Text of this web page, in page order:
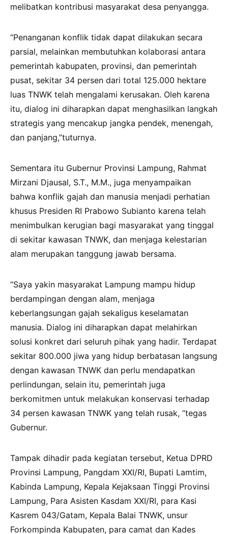
melibatkan kontribusi masyarakat desa penyangga.
“Penanganan konflik tidak dapat dilakukan secara
parsial, melainkan membutuhkan kolaborasi antara
pemerintah kabupaten, provinsi, dan pemerintah
pusat, sekitar 34 persen dari total 125.000 hektare
luas TNWK telah mengalami kerusakan. Oleh karena
itu, dialog ini diharapkan dapat menghasilkan langkah
strategis yang mencakup jangka pendek, menengah,
dan panjang,”tuturnya.
Sementara itu Gubernur Provinsi Lampung, Rahmat
Mirzani Djausal, S.T., M.M., juga menyampaikan
bahwa konflik gajah dan manusia menjadi perhatian
khusus Presiden RI Prabowo Subianto karena telah
menimbulkan kerugian bagi masyarakat yang tinggal
di sekitar kawasan TNWK, dan menjaga kelestarian
alam merupakan tanggung jawab bersama.
“Saya yakin masyarakat Lampung mampu hidup
berdampingan dengan alam, menjaga
keberlangsungan gajah sekaligus keselamatan
manusia. Dialog ini diharapkan dapat melahirkan
solusi konkret dari seluruh pihak yang hadir. Terdapat
sekitar 800.000 jiwa yang hidup berbatasan langsung
dengan kawasan TNWK dan perlu mendapatkan
perlindungan, selain itu, pemerintah juga
berkomitmen untuk melakukan konservasi terhadap
34 persen kawasan TNWK yang telah rusak, “tegas
Gubernur.
Tampak dihadir pada kegiatan tersebut, Ketua DPRD
Provinsi Lampung, Pangdam XXI/RI, Bupati Lamtim,
Kabinda Lampung, Kepala Kejaksaan Tinggi Provinsi
Lampung, Para Asisten Kasdam XXI/RI, para Kasi
Kasrem 043/Gatam, Kepala Balai TNWK, unsur
Forkompinda Kabupaten, para camat dan Kades